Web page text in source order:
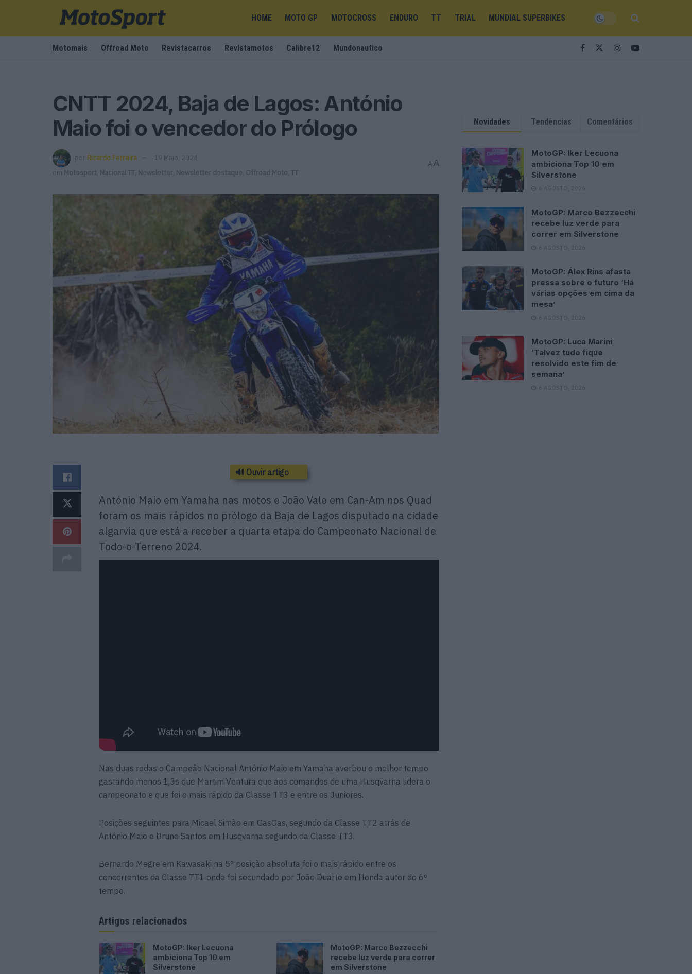
HOME MOTO GP MOTOCROSS ENDURO TT TRIAL MUNDIAL SUPERBIKES
Motomais Offroad Moto Revistacarros Revistamotos Calibre12 Mundonautico
CNTT 2024, Baja de Lagos: António
Maio foi o vencedor do Prólogo
por Ricardo Ferreira
19 Maio, 2024
em
Motosport Nacional TT Newsletter Newsletter destaque Offroad Moto TT
AA
🔊 Ouvir artigo
António Maio em Yamaha nas motos e João Vale em Can-Am nos Quad
foram os mais rápidos no prólogo da Baja de Lagos disputado na cidade
algarvia que está a receber a quarta etapa do Campeonato Nacional de
Todo-o-Terreno 2024.
Nas duas rodas o Campeão Nacional António Maio em Yamaha averbou o melhor tempo
gastando menos 1,3s que Martim Ventura que aos comandos de uma Husqvarna lidera o
campeonato e que foi o mais rápido da Classe TT3 e entre os Juniores.
Posições seguintes para Micael Simão em GasGas, segundo da Classe TT2 atrás de
António Maio e Bruno Santos em Husqvarna segundo da Classe TT3.
Bernardo Megre em Kawasaki na 5ª posição absoluta foi o mais rápido entre os
concorrentes da Classe TT1 onde foi secundado por João Duarte em Honda autor do 6º
tempo.
Artigos relacionados
MotoGP: Iker Lecuona
ambiciona Top 10 em
Silverstone
MotoGP: Marco Bezzecchi
recebe luz verde para correr
em Silverstone
Novidades Tendências Comentários
MotoGP: Iker Lecuona
ambiciona Top 10 em
Silverstone
6 AGOSTO, 2026
MotoGP: Marco Bezzecchi
recebe luz verde para
correr em Silverstone
6 AGOSTO, 2026
MotoGP: Álex Rins afasta
pressa sobre o futuro ‘Há
várias opções em cima da
mesa’
6 AGOSTO, 2026
MotoGP: Luca Marini
‘Talvez tudo fique
resolvido este fim de
semana’
6 AGOSTO, 2026